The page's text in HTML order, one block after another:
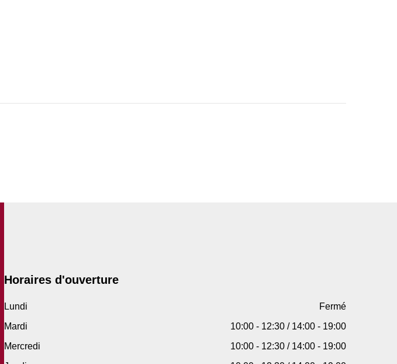
Horaires d'ouverture
Lundi
Fermé
Mardi
10:00 - 12:30 / 14:00 - 19:00
Mercredi
10:00 - 12:30 / 14:00 - 19:00